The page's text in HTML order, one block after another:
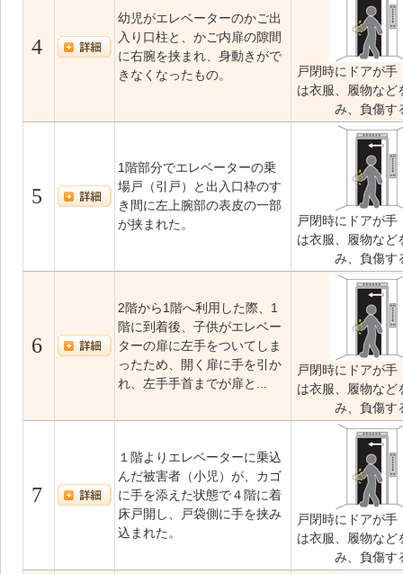
4
幼児がエレベーターのかご出
入り口柱と、かご内扉の隙間
に右腕を挟まれ、身動きがで
きなくなったもの。
戸閉時にドアが手
は衣服、履物など
み、負傷す
5
1階部分でエレベーターの乗
場戸（引戸）と出入口枠のす
き間に左上腕部の表皮の一部
が挟まれた。
戸閉時にドアが手
は衣服、履物など
み、負傷す
6
2階から1階へ利用した際、1
階に到着後、子供がエレベー
ターの扉に左手をついてしま
ったため、開く扉に手を引か
れ、左手手首までが扉と...
戸閉時にドアが手
は衣服、履物など
み、負傷す
7
１階よりエレベーターに乗込
んだ被害者（小児）が、カゴ
に手を添えた状態で４階に着
床戸開し、戸袋側に手を挟み
込まれた。
戸閉時にドアが手
は衣服、履物など
み、負傷す